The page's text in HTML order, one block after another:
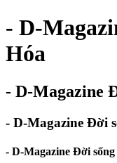
- D-
Hóa
- D-Magazine
- D-Magazine Đời
- D-Magazine Đời